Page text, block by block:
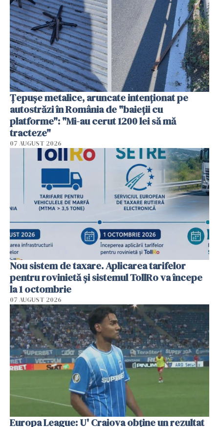
Țepușe metalice, aruncate intenționat pe
autostrăzi în România de "baieții cu
platforme": "Mi-au cerut 1200 lei să mă
tracteze"
07 AUGUST 2026
Nou sistem de taxare. Aplicarea tarifelor
pentru rovinietă şi sistemul TollRo va începe
la 1 octombrie
07 AUGUST 2026
Europa League: U' Craiova obține un rezultat